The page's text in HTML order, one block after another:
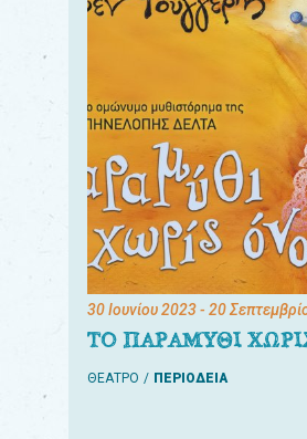
30 Ιουνίου 2023- 20
ΤΟ ΠΑΡΑΜΥΘΙ
ΘΕΑΤΡΟ ΠΕΡΙΟΔΕΙΑ